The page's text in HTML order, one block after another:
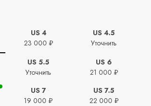
US 4
23 000 ₽
US 4.5
Уточнить
US 5.5
Уточнить
US 6
21 000 ₽
US 7
19 000 ₽
US 7.5
22 000 ₽